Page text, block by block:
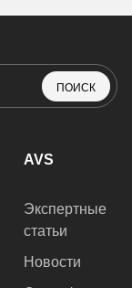
ПОИСК
AVS
Экспертные
статьи
Новости